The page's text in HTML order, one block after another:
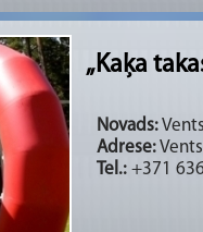
„Kaķa
Novads:
Adrese:
Tel.: +371